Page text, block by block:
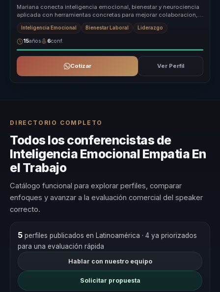
Mariana conecta inteligencia emocional, bienestar y neurociencia
aplicada con herramientas concretas para mejorar colaboracion,
clima y l...
Inteligencia Emocional Bienestar Laboral Liderazgo
15años 6conf.
Cotizar Ver Perfil
DIRECTORIO COMPLETO
Todos los conferencistas de
Inteligencia Emocional Empatia En
el Trabajo
Catálogo funcional para explorar perfiles, comparar
enfoques y avanzar a la evaluación comercial del speaker
correcto.
5perfiles publicados en Latinoamérica · 4 ya priorizados
para una evaluación rápida
Hablar con nuestro equipo
Solicitar propuesta